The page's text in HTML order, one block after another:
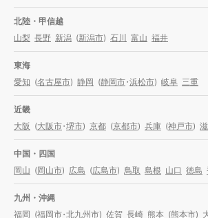
北陸・甲信越
山梨 長野 新潟 (新潟市) 石川 富山 福井
東海
愛知 (名古屋市) 静岡 (静岡市・浜松市) 岐阜 三重
近畿
大阪 (大阪市・堺市) 京都 (京都市) 兵庫 (神戸市)
中国・四国
岡山 (岡山市) 広島 (広島市) 鳥取 島根 山口 徳島
九州・沖縄
福岡 (福岡市・北九州市) 佐賀 長崎 熊本 (熊本市)